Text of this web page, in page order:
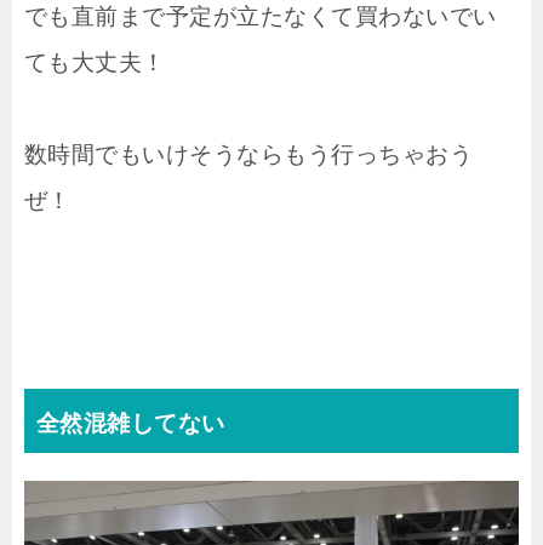
でも直前まで予定が立たなくて買わないでい
ても大丈夫！
数時間でもいけそうならもう行っちゃおう
ぜ！
全然混雑してない